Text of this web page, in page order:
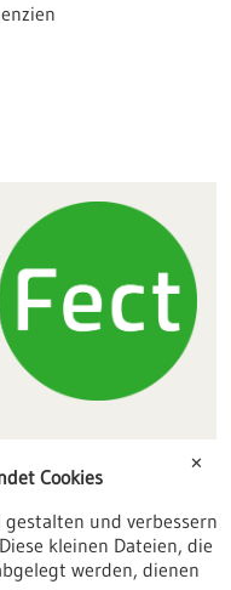
✕
Cookies
und verbessern
kleinen Dateien, die
werden, dienen